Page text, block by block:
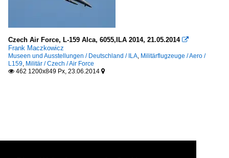
Czech Air Force, L-159 Alca, 6055,ILA 2014, 21.05.2014 
Frank Maczkowicz
Museen und Ausstellungen / Deutschland / ILA, Militärflugzeuge / Aero /
L159, Militär / Czech / Air Force
 462 1200x849 Px, 23.06.2014 